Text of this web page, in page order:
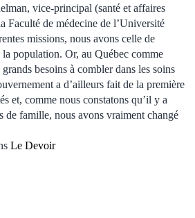
vice-principal (santé et affaires
Faculté de médecine de l’Université
missions, nous avons celle de
population. Or, au Québec comme
besoins à combler dans les soins
a d’ailleurs fait de la première
et, comme nous constatons qu’il y a
de famille, nous avons vraiment changé
Le Devoir